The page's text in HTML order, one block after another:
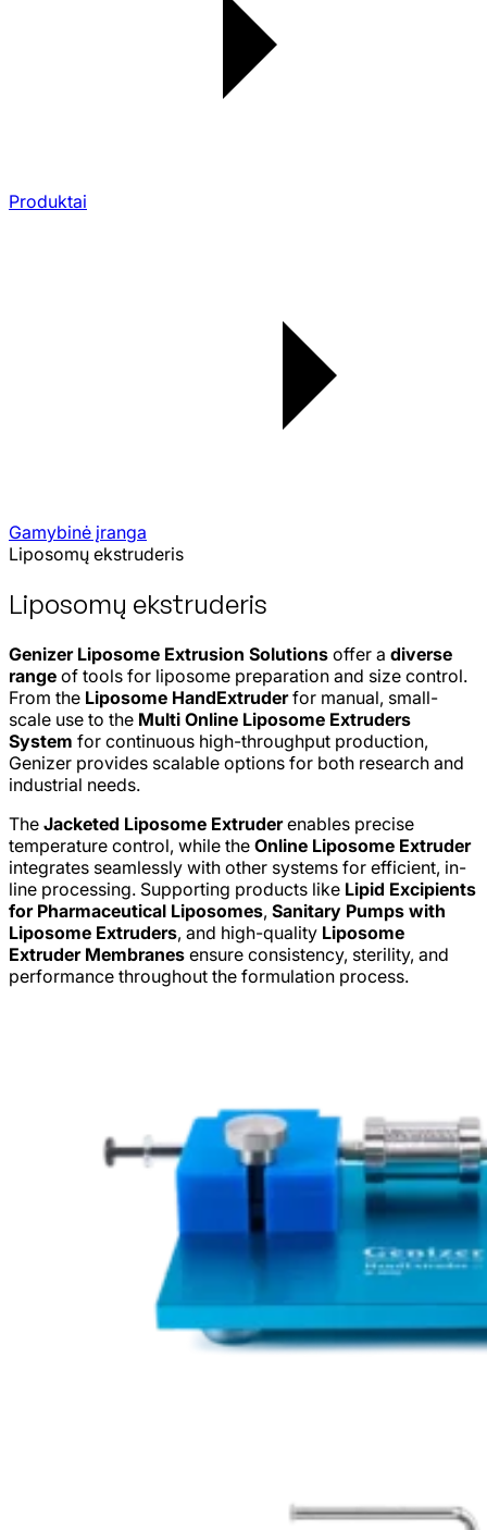
Produktai
Gamybinė įranga
Liposomų ekstruderis
Liposomų ekstruderis
Genizer Liposome Extrusion Solutions offer a diverse
range of tools for liposome preparation and size control.
From the Liposome HandExtruderfor manual, small-
scale use to the Multi Online Liposome Extruders
System for continuous high-throughput production,
Genizer provides scalable options for both research and
industrial needs.
The Jacketed Liposome Extruderenables precise
temperature control, while the Online Liposome Extruder
integrates seamlessly with other systems for efficient, in-
line processing. Supporting products like Lipid Excipients
for Pharmaceutical Liposomes, Sanitary Pumps with
Liposome Extruders, and high-quality Liposome
Extruder Membranes ensure consistency, sterility, and
performance throughout the formulation process.